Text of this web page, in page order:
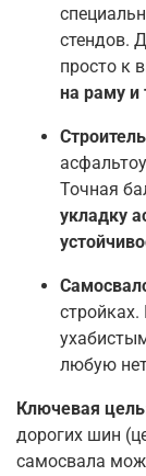
стендов.
просто к
на раму и
Точная
укладку
любую
Ключевая
дорогих шин
самосвала